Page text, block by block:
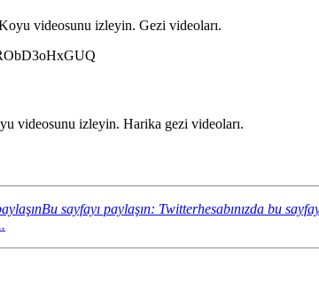
videosunu izleyin. Gezi videoları.
videosunu izleyin. Harika gezi videoları.
Bu sayfayı paylaşın: Twitterhesabınızda bu